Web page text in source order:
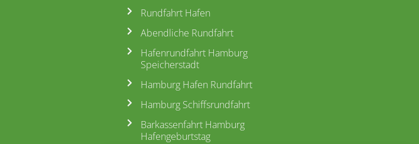
Rundfahrt Hafen
Abendliche Rundfahrt
Hafenrundfahrt Hamburg
Speicherstadt
Hamburg Hafen Rundfahrt
Hamburg Schiffsrundfahrt
Barkassenfahrt Hamburg
Hafengeburtstag